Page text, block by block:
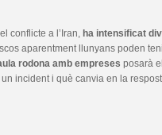
conflicte a l’Iran, ha intensificat
aparentment llunyans poden
rodona amb empreses posarà
incident i què canvia en la